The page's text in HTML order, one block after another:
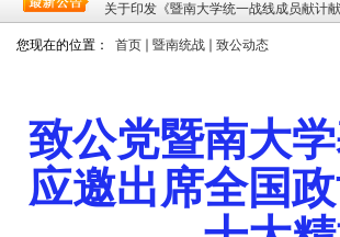
关于印发《暨南大学统一战线成员献计
您现在的位置： 首页 暨南统战 致公动态
致公党暨南大
应邀出席全国